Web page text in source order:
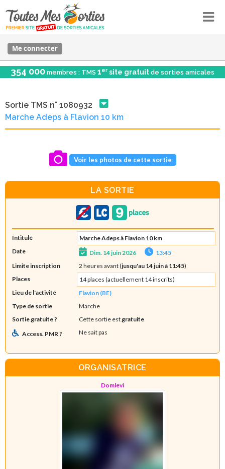
Me connecter
354 000 membres : TMS 1er site gratuit de sorties amicales
Sortie TMS n° 1080932
Marche Adeps à Flavion 10 km
Voir les photos de cette sortie
LA SORTIE
Intitulé
Marche Adeps à Flavion 10 km
Date
Dim. 14 juin 2026
13:45
Limite inscription
2 heures avant (jusqu'au 14 juin à 11:45)
Places
14 places (actuellement 14 inscrits)
Lieu de l'activité
Flavion (BE)
Type de sortie
Marche
Sortie gratuite ?
Cette sortie est gratuite
Access. PMR ?
Ne sait pas
ORGANISATRICE
Domlevi